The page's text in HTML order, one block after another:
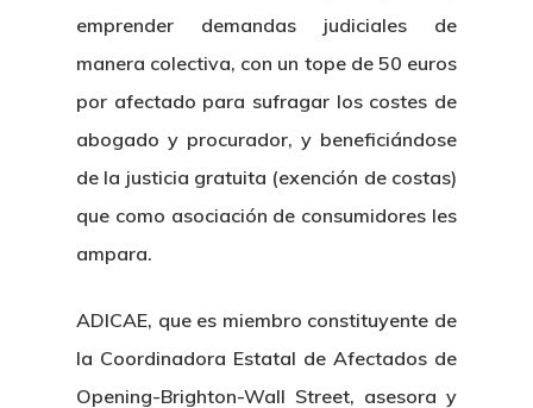
emprender demandas judiciales de
manera colectiva, con un tope de 50 euros
por afectado para sufragar los costes de
abogado y procurador, y beneficiándose
de la justicia gratuita (exención de costas)
que como asociación de consumidores les
ampara.
ADICAE, que es miembro constituyente de
la Coordinadora Estatal de Afectados de
Opening-Brighton-Wall Street, asesora y